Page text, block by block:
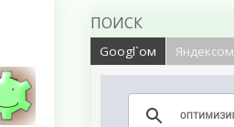
ПОИСК
Googl`ом Яндексом